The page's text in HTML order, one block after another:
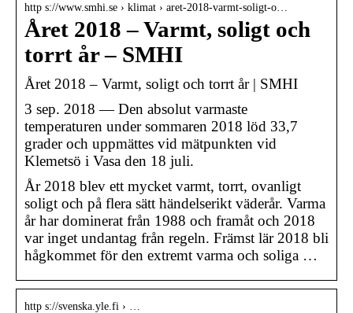
http s://www.smhi.se › klimat › aret-2018-varmt-soligt-o…
Året 2018 – Varmt, soligt och
torrt år – SMHI
Året 2018 – Varmt, soligt och torrt år | SMHI
3 sep. 2018 — Den absolut varmaste
temperaturen under sommaren 2018 löd 33,7
grader och uppmättes vid mätpunkten vid
Klemetsö i Vasa den 18 juli.
År 2018 blev ett mycket varmt, torrt, ovanligt
soligt och på flera sätt händelserikt väderår. Varma
år har dominerat från 1988 och framåt och 2018
var inget undantag från regeln. Främst lär 2018 bli
hågkommet för den extremt varma och soliga …
http s://svenska.yle.fi › …